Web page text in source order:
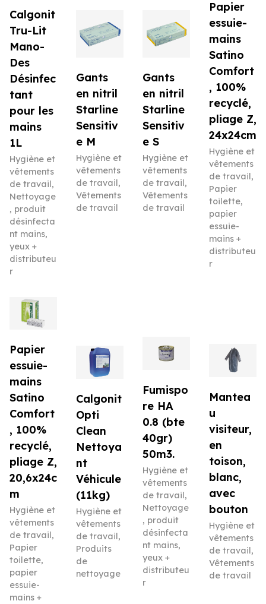
Calgonit
Tru-Lit
Mano-
Des
Désinfec
tant
pour les
mains
1L
Hygiène et
vêtements
de travail,
Nettoyage
, produit
désinfecta
nt mains,
yeux +
distributeu
r
Gants
en nitril
Starline
Sensitiv
e M
Hygiène et
vêtements
de travail,
Vêtements
de travail
Gants
en nitril
Starline
Sensitiv
e S
Hygiène et
vêtements
de travail,
Vêtements
de travail
Papier
essuie-
mains
Satino
Comfort
, 100%
recyclé,
pliage Z,
24x24cm
Hygiène et
vêtements
de travail ,
Papier
toilette,
papier
essuie-
mains +
distributeu
r
Papier
essuie-
mains
Satino
Comfort
, 100%
recyclé,
pliage Z,
20,6x24c
m
Hygiène et
vêtements
de travail,
Papier
toilette,
papier
essuie-
mains +
Calgonit
Opti
Clean
Nettoya
nt
Véhicule
(11kg)
Hygiène et
vêtements
de travail,
Produits
de
nettoyage
Fumispo
re HA
0.8 (bte
40gr)
50m3.
Hygiène et
vêtements
de travail,
Nettoyage
, produit
désinfecta
nt mains,
yeux +
distributeu
r
Mantea
u
visiteur,
en
toison,
blanc,
avec
bouton
Hygiène et
vêtements
de travail,
Vêtements
de travail